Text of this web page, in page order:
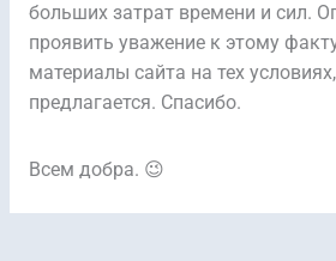
больших затрат времени и сил.
проявить уважение к этому
материалы сайта на тех
предлагается. Спасибо.
Всем добра. 😉